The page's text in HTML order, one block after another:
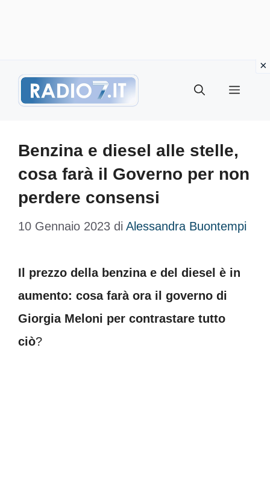
Menu
Benzina e diesel alle stelle,
cosa farà il Governo per non
perdere consensi
10 Gennaio 2023 di Alessandra Buontempi
Il prezzo della benzina e del diesel è in
aumento: cosa farà ora il governo di
Giorgia Meloni per contrastare tutto
ciò?